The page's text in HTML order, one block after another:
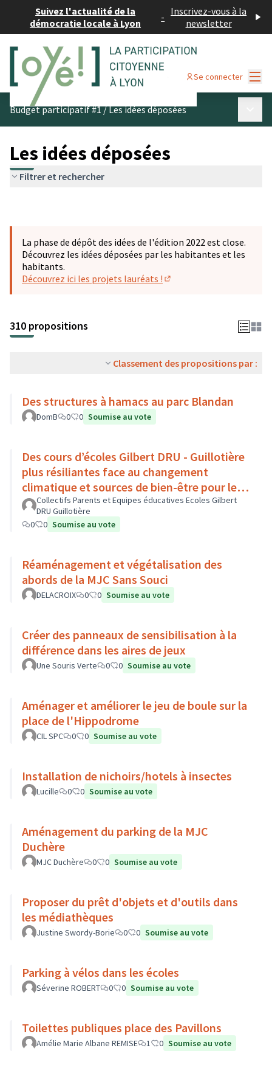
Suivez l'actualité de la
démocratie locale à Lyon
- Inscrivez-vous à la
newsletter
Se connecter
Budget participatif #1/Les idées déposées
Les idées déposées
Filtrer et rechercher
La phase de dépôt des idées de l'édition 2022 est close.
Découvrez les idées déposées par les habitantes et les
habitants.
Découvrez ici les projets lauréats !
310 propositions
Classement des propositions par :
Des structures à hamacs au parc Blandan
DomB 0 0 Soumise au vote
Des cours d’écoles Gilbert DRU - Guillotière
plus résiliantes face au changement
climatique et sources de bien-être pour les
enfants - Lyon 7
Collectifs Parents et Equipes éducatives Ecoles Gilbert
DRU Guillotière
0
0 Soumise au vote
Réaménagement et végétalisation des
abords de la MJC Sans Souci
DELACROIX 0 0 Soumise au vote
Créer des panneaux de sensibilisation à la
différence dans les aires de jeux
Une Souris Verte 0 0 Soumise au vote
Aménager et améliorer le jeu de boule sur la
place de l'Hippodrome
CIL SPC 0 0 Soumise au vote
Installation de nichoirs/hotels à insectes
Lucille 0 0 Soumise au vote
Aménagement du parking de la MJC
Duchère
MJC Duchère 0 0 Soumise au vote
Proposer du prêt d'objets et d'outils dans
les médiathèques
Justine Swordy-Borie 0 0 Soumise au vote
Parking à vélos dans les écoles
Séverine ROBERT 0 0 Soumise au vote
Toilettes publiques place des Pavillons
Amélie Marie Albane REMISE 1 0 Soumise au vote